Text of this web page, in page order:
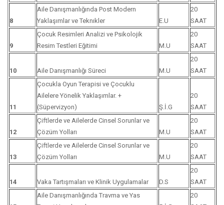
8
Aile Danışmanlığında Post Modern
Yaklaşımlar ve Teknıkler
E.U
20
SAAT
9
Çocuk Resimleri Analizi ve Psikolojik
Resim Testleri Eğitimi
M.U
20
SAAT
10 Aile Danışmanlığı Süreci M.U
20
SAAT
11
Çocukla Oyun Terapisi ve Çocuklu
Ailelere Yönelik Yaklaşımlar. +
(Süpervizyon)
Ş.İ.G
20
SAAT
12
Çiftlerde ve Ailelerde Cinsel Sorunlar ve
Çözüm Yolları
M.U
20
SAAT
13
Çiftlerde ve Ailelerde Cinsel Sorunlar ve
Çözüm Yolları
M.U
20
SAAT
14 Vaka Tartışmaları ve Klinik Uygulamalar D.S
20
SAAT
Aile Danışmanlığında Travma ve Yas
20